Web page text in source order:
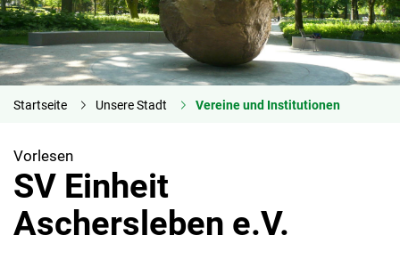
Startseite Unsere Stadt Vereine und Institutionen
Vorlesen
SV Einheit
Aschersleben e.V.